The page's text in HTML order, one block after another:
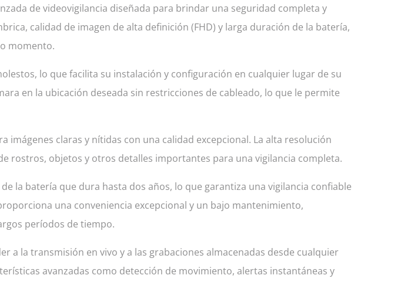
de videovigilancia diseñada para brindar una seguridad completa y
calidad de imagen de alta definición (FHD) y larga duración de la batería,
momento.
lo que facilita su instalación y configuración en cualquier lugar de su
en la ubicación deseada sin restricciones de cableado, lo que le permite
imágenes claras y nítidas con una calidad excepcional. La alta resolución
rostros, objetos y otros detalles importantes para una vigilancia completa.
la batería que dura hasta dos años, lo que garantiza una vigilancia confiable
una conveniencia excepcional y un bajo mantenimiento,
períodos de tiempo.
a la transmisión en vivo y a las grabaciones almacenadas desde cualquier
avanzadas como detección de movimiento, alertas instantáneas y